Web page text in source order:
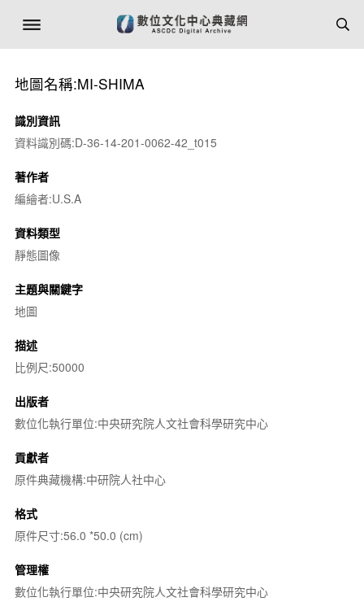
地圖名稱:MI-SHIMA
識別資訊
資料識別碼:D-36-14-201-0062-42_t015
著作者
編繪者:U.S.A
資料類型
靜態圖像
主題與關鍵字
地圖
描述
比例尺:50000
出版者
數位化執行單位:中央研究院人文社會科學研究中心
貢獻者
原件典藏機構:中研院人社中心
格式
原件尺寸:56.0 *50.0 (cm)
管理權
數位化執行單位:中央研究院人文社會科學研究中心